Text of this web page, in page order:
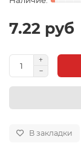
7.22 руб
В закладки